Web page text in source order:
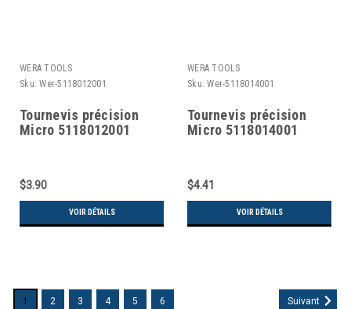
WERA TOOLS
Sku: Wer-5118012001
Tournevis précision
Micro 5118012001
$3.90
VOIR DÉTAILS
WERA TOOLS
Sku: Wer-5118014001
Tournevis précision
Micro 5118014001
$4.41
VOIR DÉTAILS
1 2 3 4 5 6 Suivant